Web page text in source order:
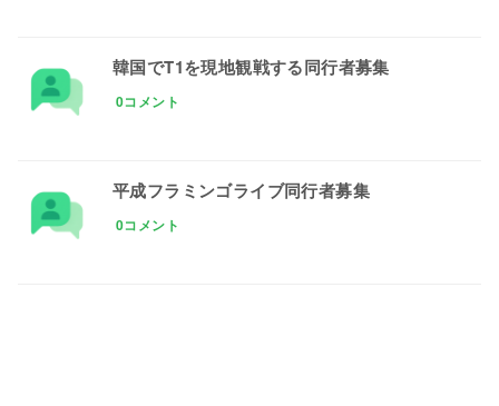
韓国でT1を現地観戦する同行者募集
0コメント
平成フラミンゴライブ同行者募集
0コメント